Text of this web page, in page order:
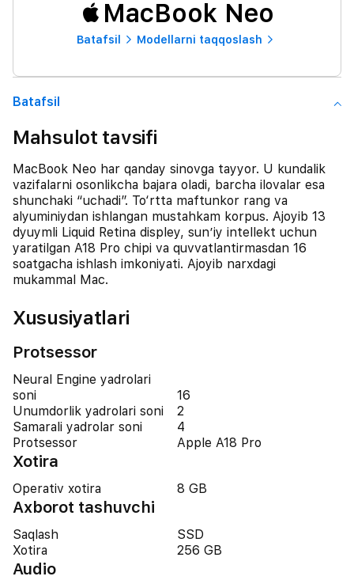
MacBook Neo
Batafsil Modellarni taqqoslash
Batafsil
Mahsulot tavsifi
MacBook Neo har qanday sinovga tayyor. U kundalik
vazifalarni osonlikcha bajara oladi, barcha ilovalar esa
shunchaki “uchadi”. To‘rtta maftunkor rang va
alyuminiydan ishlangan mustahkam korpus. Ajoyib 13
dyuymli Liquid Retina displey, sun’iy intellekt uchun
yaratilgan A18 Pro chipi va quvvatlantirmasdan 16
soatgacha ishlash imkoniyati. Ajoyib narxdagi
mukammal Mac.
Xususiyatlari
Protsessor
Neural Engine yadrolari
soni
16
Unumdorlik yadrolari soni
2
Samarali yadrolar soni
4
Protsessor
Apple A18 Pro
Xotira
Operativ xotira 8 GB
Axborot tashuvchi
Saqlash
SSD
Xotira
256 GB
Audio